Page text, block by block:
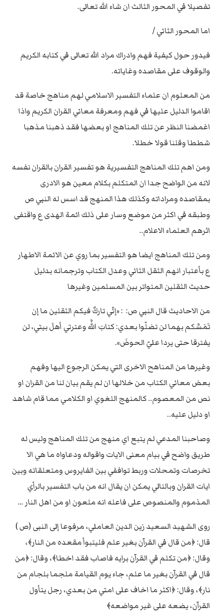
تفصيلا في المحور الثالث ان شاء الله تعالى.
اما المحور الثاني /
فيدور حول كيفية فهم وادراك مراد الله تعالى في كتابه الكريم
والوقوف على مقاصده وغاياته.
من المعلوم ان علماء التفسير الاسلامي لهم مناهج خاصة قد
اقاموا الدليل عليها في فهم ومعرفة معاني القران الكريم واذا
اغمضنا النظر عن تلك المناهج او بعضها فقد ذهبنا مذهبا
شططا وقلنا قولا خطلا.
ومن اهم تلك المناهج التفسيرية هو تفسير القران بالقران نفسه
لانه من الواضح جدا ان المتكلم بكلام معين هو الادرى
بمقاصده ومراداته وكذلك هذا المنهج قد اسس له النبي ص
وطبقه في اكثر من موضع وسار على ذلك ائمة الهدى ع واقتفى
اثرهم العلماء الاعلام..
ومن تلك المناهج ايضا هو التفسير بما روي عن الائمة الاطهار
ع بأعتبار انهم الثقل الثاني وعدل الكتاب وترجمانه بدليل
حديث الثقلين المتواتر بين المسلمين وغيرها
من الاحاديث قال النبي ص: : «إنّي تاركٌ فيكم الثقلين ما إن
تَمَسَّكم بهما لن تضلّوا بعدي: كتابَ اللَّه وعترتي أهلَ بيتي، لن
يفترقا حتى يردا عليّ الحوضَ».
وغيرها من المناهح الاخرى التي يمكن الرجوع اليها وفهم
بعض معاني الكتاب من خلالها ان لم يقم بيان لنا من القران او
نص من المعصوم.. كالمنهج اللغوي او الكلامي مما قام شاهد
او دليل عليه..
وصاحبنا المدعي لم يتبع اي منهج من تلك المناهج وليس له
طريق واضح في بيام معنى الايات واقواله ودعاواه ما هي الا
تخرصات وتمحلات وربط توافقي بين الفايروس ومتعلقاته وبين
ايات القران وبالتالي يمكن ان يقال انه من باب التفسير بالرأي
المذموم والمنصوص على فاعله انه ملعون او من اهل النار …
روى الشهيد السعيد زين الدين العاملي، مرفوعا إلى النبى (ص )
قال: ﴿من قال في القرآن بغير علم فليتبوأ مقعده من النار﴾،
وقال: ﴿من تكلم في القرآن برايه فاصاب فقد اخطا﴾، وقال: ﴿من
قال في القرآن بغير ما علم، جاء يوم القيامة ملجما بلجام من
نار﴾، وقال: ﴿اكثر ما اخاف على امتي من بعدي، رجل يتأول
القرآن، يضعه على غير مواضعه﴾